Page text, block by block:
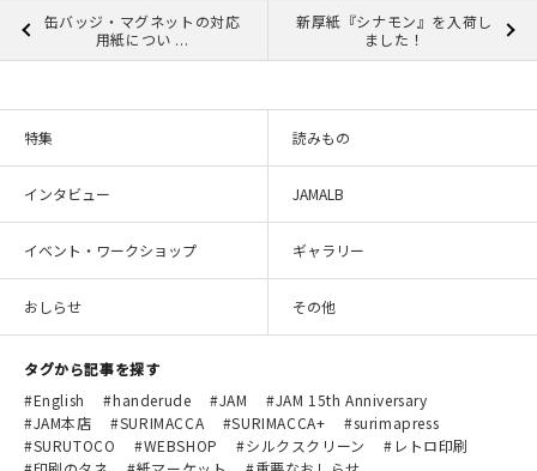
缶バッジ・マグネットの対応
用紙につい ...
新厚紙『シナモン』を入荷し
ました！
特集 読みもの
インタビュー JAMALB
イベント・ワークショップ ギャラリー
おしらせ その他
タグから記事を探す
English
handerude JAM
JAM 15th Anniversary
JAM本店
SURIMACCA SURIMACCA+
surimapress
SURUTOCO
WEBSHOP シルクスクリーン
レトロ印刷